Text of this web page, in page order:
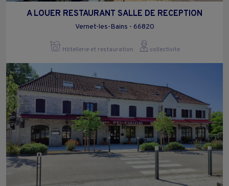
A LOUER RESTAURANT SALLE DE RECEPTION
Vernet-les-Bains - 66820
Hôtellerie et restauration collectivite